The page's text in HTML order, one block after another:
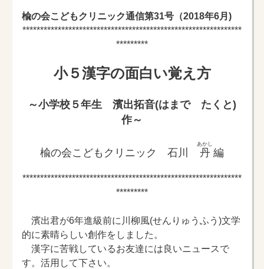
楡の会こどもクリニック通信第31号（2018年6月)
**************************************************************
*********
小５漢字の面白い覚え方
～小学校５年生 濱出拓音(はまで たくと)
作～
楡の会こどもクリニック 石川 丹
あかし
編
**************************************************************
*********
濱出君が6年進級前に川柳風(せんりゅうふう)文学
的に素晴らしい創作をしました。
漢字に苦戦しているお友達には良いニュースで
す。活用して下さい。